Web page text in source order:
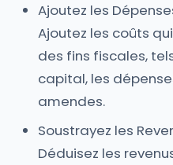
Ajoutez les
Ajoutez les coûts
des fins fiscales,
capital, les
amendes.
Soustrayez les
Déduisez les